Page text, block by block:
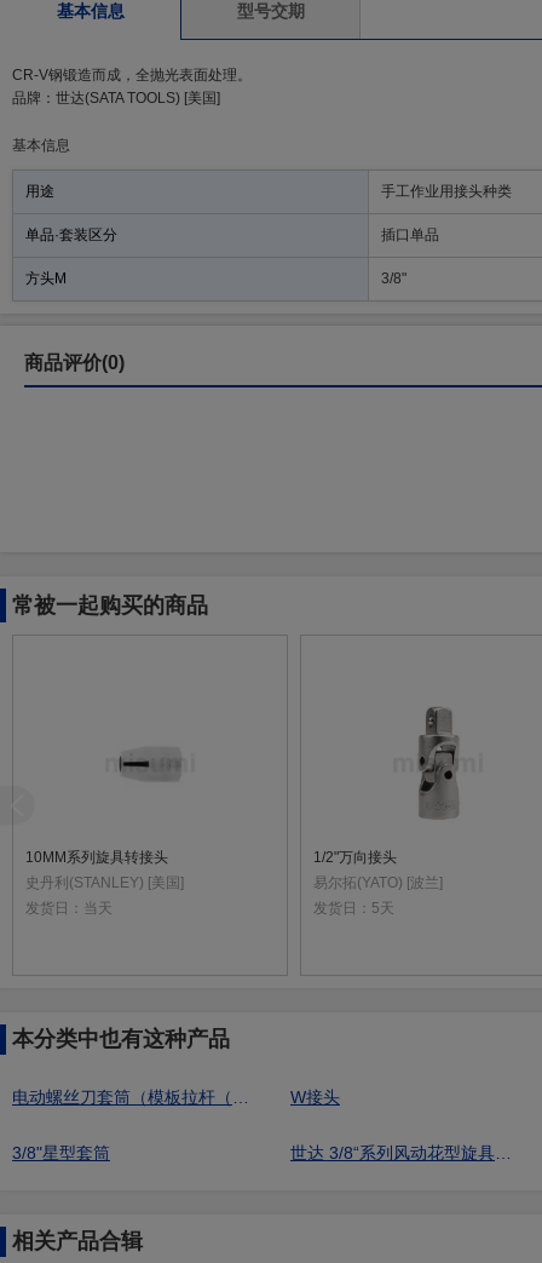
基本信息 型号交期
CR-V钢锻造而成，全抛光表面处理。
品牌：世达(SATA TOOLS) [美国]
基本信息
用途 手工作业用接头种类
单品·套装区分 插口单品
方头M 3/8"
商品评价(0)
常被一起购买的商品
10MM系列旋具转接头
史丹利(STANLEY) [美国]
发货日： 当天
1/2"万向接头
易尔拓(YATO) [波兰]
发货日： 5天
本分类中也有这种产品
W接头
3/8"星型套筒
相关产品合辑